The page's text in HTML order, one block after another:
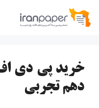
پرش
خرید پی دی
دهم تجربی